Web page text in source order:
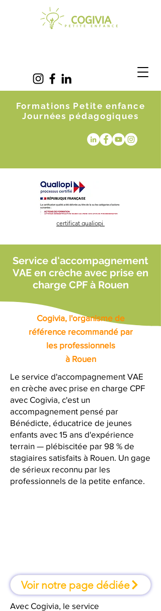
Formations Petite enfance
Journées pédagogiques
certificat qualiopi
Service d'accompagnement
VAE en crèche avec prise en
charge CPF à Rouen
Cogivia, l'organisme de
référence recommandé par
les professionnels
à Rouen
Le service d'accompagnement VAE
en crèche avec prise en charge CPF
avec Cogivia, c'est un
accompagnement pensé par
Bénédicte, éducatrice de jeunes
enfants avec 15 ans d'expérience
terrain — plébiscitée par 98 % de
stagiaires satisfaits à Rouen. Un gage
de sérieux reconnu par les
professionnels de la petite enfance.
Voir notre page dédiée
Avec Cogivia, le service